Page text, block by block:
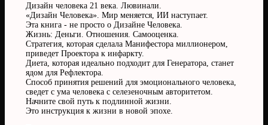
Дизайн человека 21 века. Лювинали.
«Дизайн Человека». Мир меняется, ИИ наступает.
Эта книга - не просто о Дизайне Человека.
Жизнь: Деньги. Отношения. Самооценка.
Стратегия, которая сделала Манифестора миллионером,
приведет Проектора к инфаркту.
Диета, которая идеально подходит для Генератора, станет
ядом для Рефлектора.
Способ принятия решений для эмоционального человека,
сведет с ума человека с селезеночным авторитетом.
Начните свой путь к подлинной жизни.
Это инструкция к жизни в новой эпохе.